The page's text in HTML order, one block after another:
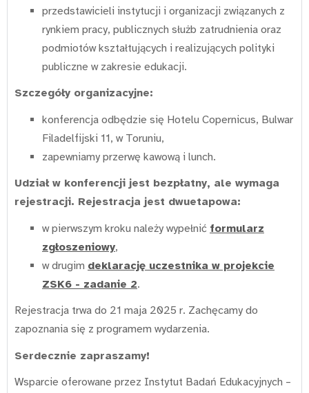
przedstawicieli instytucji i organizacji związanych z
rynkiem pracy, publicznych służb zatrudnienia oraz
podmiotów kształtujących i realizujących polityki
publiczne w zakresie edukacji.
Szczegóły organizacyjne:
konferencja odbędzie się Hotelu Copernicus, Bulwar
Filadelfijski 11, w Toruniu,
zapewniamy przerwę kawową i lunch.
Udział w konferencji jest bezpłatny, ale wymaga
rejestracji. Rejestracja jest dwuetapowa:
w pierwszym kroku należy wypełnić formularz
zgłoszeniowy,
w drugim deklarację uczestnika w projekcie
ZSK6 - zadanie 2.
Rejestracja trwa do 21 maja 2025 r. Zachęcamy do
zapoznania się z programem wydarzenia.
Serdecznie zapraszamy!
Wsparcie oferowane przez Instytut Badań Edukacyjnych –